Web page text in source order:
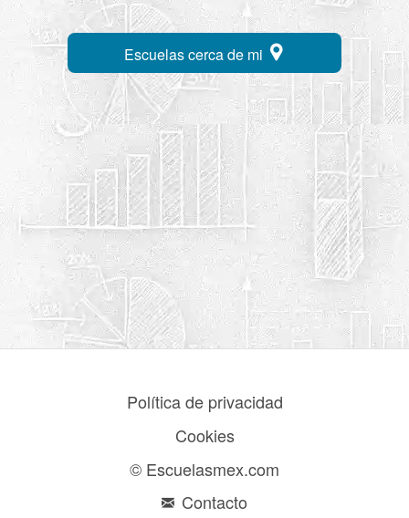
Escuelas cerca de mi
Política de privacidad
Cookies
© Escuelasmex.com
Contacto